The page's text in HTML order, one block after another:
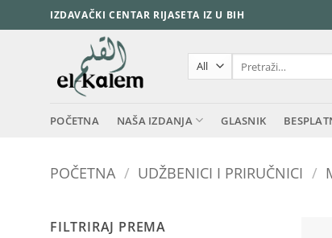
to
IZDAVAČKI CENTAR RIJASETA IZ U BIH
POČETNA NAŠA IZDANJA GLASNIK
POČETNA / UDŽBENICI I PRIRUČNICI /
FILTRIRAJ PREMA